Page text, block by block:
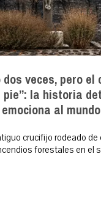
veces, pero
pie”: la historia
al mundo
crucifijo rodeado
forestales en el